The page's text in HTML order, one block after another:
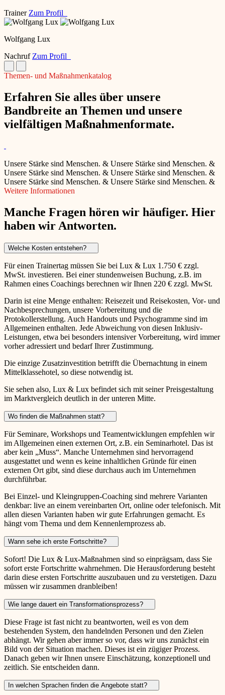
Trainer Zum Profil
Wolfgang Lux
Nachruf Zum Profil
Themen- und Maßnahmenkatalog
Erfahren Sie alles über unsere
Bandbreite an Themen und unsere
vielfältigen Maßnahmenformate.
Unsere Stärke sind Menschen. & Unsere Stärke sind Menschen. &
Unsere Stärke sind Menschen. & Unsere Stärke sind Menschen. &
Unsere Stärke sind Menschen. & Unsere Stärke sind Menschen. &
Weitere Informationen
Manche Fragen hören wir häufiger. Hier
haben wir Antworten.
Welche Kosten entstehen?
Für einen Trainertag müssen Sie bei Lux & Lux 1.750 € zzgl.
MwSt. investieren. Bei einer stundenweisen Buchung, z.B. im
Rahmen eines Coachings berechnen wir Ihnen 220 € zzgl. MwSt.
Darin ist eine Menge enthalten: Reisezeit und Reisekosten, Vor- und
Nachbesprechungen, unsere Vorbereitung und die
Protokollerstellung. Auch Handouts und Psychogramme sind im
Allgemeinen enthalten. Jede Abweichung von diesen Inklusiv-
Leistungen, etwa bei besonders intensiver Vorbereitung, wird immer
vorher adressiert und bedarf Ihrer Zustimmung.
Die einzige Zusatzinvestition betrifft die Übernachtung in einem
Mittelklassehotel, so diese notwendig ist.
Sie sehen also, Lux & Lux befindet sich mit seiner Preisgestaltung
im Marktvergleich deutlich in der unteren Mitte.
Wo finden die Maßnahmen statt?
Für Seminare, Workshops und Teamentwicklungen empfehlen wir
im Allgemeinen einen externen Ort, z.B. ein Seminarhotel. Das ist
aber kein „Muss“. Manche Unternehmen sind hervorragend
ausgestattet und wenn es keine inhaltlichen Gründe für einen
externen Ort gibt, sind diese durchaus auch im Unternehmen
durchführbar.
Bei Einzel- und Kleingruppen-Coaching sind mehrere Varianten
denkbar: live an einem vereinbarten Ort, online oder telefonisch. Mit
allen diesen Varianten haben wir gute Erfahrungen gemacht. Es
hängt vom Thema und dem Kennenlernprozess ab.
Wann sehe ich erste Fortschritte?
Sofort! Die Lux & Lux-Maßnahmen sind so einprägsam, dass Sie
sofort erste Fortschritte wahrnehmen. Die Herausforderung besteht
darin diese ersten Fortschritte auszubauen und zu verstetigen. Dazu
müssen wir zusammen dranbleiben!
Wie lange dauert ein Transformationsprozess?
Diese Frage ist fast nicht zu beantworten, weil es von dem
bestehenden System, den handelnden Personen und den Zielen
abhängt. Wir gehen aber immer so vor, dass wir uns zunächst ein
Bild von der Situation machen. Dieses ist ein zügiger Prozess.
Danach geben wir Ihnen unsere Einschätzung, konzeptionell und
zeitlich. Sie entscheiden dann.
In welchen Sprachen finden die Angebote statt?